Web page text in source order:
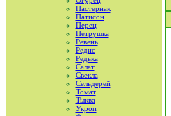
Пастернак
Патисон
Перец
Петрушка
Ревень
Редис
Редька
Салат
Свекла
Сельдерей
Томат
Тыква
Укроп